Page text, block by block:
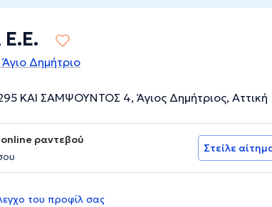
Δημήτριο
ΚΑΙ ΣΑΜΨΟΥΝΤΟΣ 4, Άγιος Δημήτριος, Αττική
ραντεβού
Στείλε
του προφίλ σας